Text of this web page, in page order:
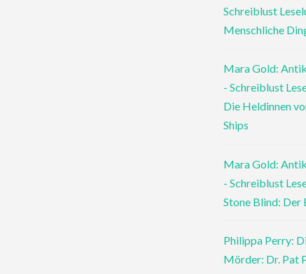
Schreiblust
Menschliche
Mara Gold:
- Schreiblust
Die Heldinnen
Ships
Mara Gold:
- Schreiblust
Stone Blind: Der
Philippa Perry:
Mörder: Dr. Pat